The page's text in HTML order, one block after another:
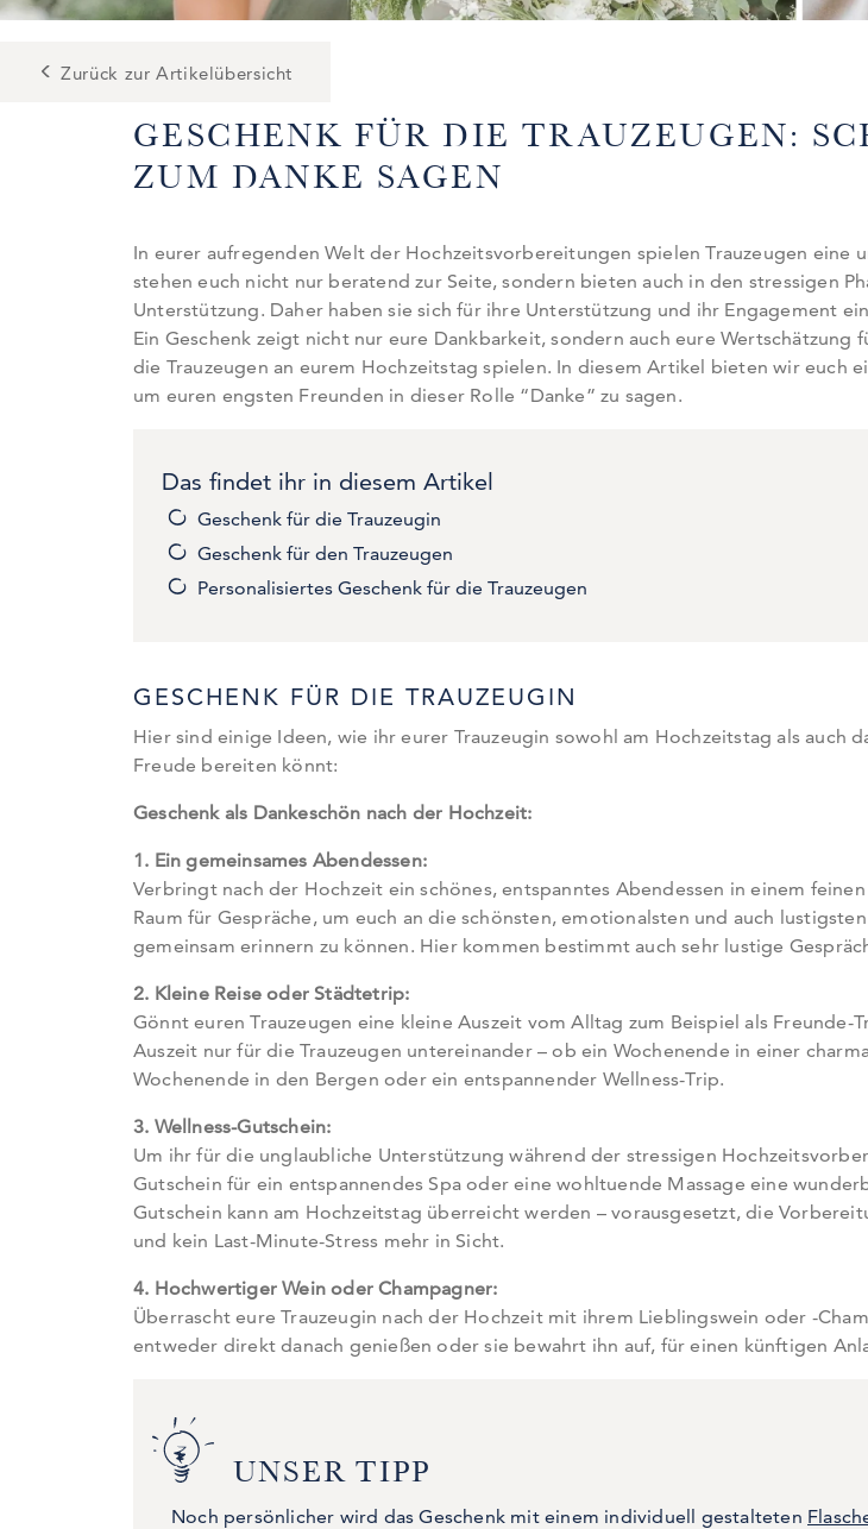
Zurück zur Artikelübersicht
GESCHENK FÜR DIE TRAUZEUGEN:
ZUM DANKE SAGEN
In eurer aufregenden Welt der Hochzeitsvorbereitungen spielen Trauzeugen eine
stehen euch nicht nur beratend zur Seite, sondern bieten auch in den stressigen
Unterstützung. Daher haben sie sich für ihre Unterstützung und ihr Engagement
Ein Geschenk zeigt nicht nur eure Dankbarkeit, sondern auch eure Wertschätzung
die Trauzeugen an eurem Hochzeitstag spielen. In diesem Artikel bieten wir euch
um euren engsten Freunden in dieser Rolle “Danke” zu sagen.
Das findet ihr in diesem Artikel
Geschenk für die Trauzeugin
Geschenk für den Trauzeugen
Personalisiertes Geschenk für die Trauzeugen
GESCHENK FÜR DIE TRAUZEUGIN
Hier sind einige Ideen, wie ihr eurer Trauzeugin sowohl am Hochzeitstag als auch
Freude bereiten könnt:
Geschenk als Dankeschön nach der Hochzeit:
1. Ein gemeinsames Abendessen:
Verbringt nach der Hochzeit ein schönes, entspanntes Abendessen in einem
Raum für Gespräche, um euch an die schönsten, emotionalsten und auch
gemeinsam erinnern zu können. Hier kommen bestimmt auch sehr lustige
2. Kleine Reise oder Städtetrip:
Gönnt euren Trauzeugen eine kleine Auszeit vom Alltag zum Beispiel als Freunde-
Auszeit nur für die Trauzeugen untereinander – ob ein Wochenende in einer
Wochenende in den Bergen oder ein entspannender Wellness-Trip.
3. Wellness-Gutschein:
Um ihr für die unglaubliche Unterstützung während der stressigen
Gutschein für ein entspannendes Spa oder eine wohltuende Massage eine
Gutschein kann am Hochzeitstag überreicht werden – vorausgesetzt, die
und kein Last-Minute-Stress mehr in Sicht.
4. Hochwertiger Wein oder Champagner:
Überrascht eure Trauzeugin nach der Hochzeit mit ihrem Lieblingswein oder -
entweder direkt danach genießen oder sie bewahrt ihn auf, für einen künftigen
UNSER TIPP
Noch persönlicher wird das Geschenk mit einem individuell gestalteten